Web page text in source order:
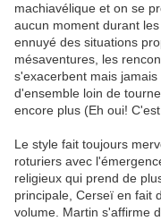
machiavélique et on se
aucun moment durant
ennuyé des situations
mésaventures, les
s'exacerbent mais
d'ensemble loin de
encore plus (Eh oui! C'est
Le style fait toujours
roturiers avec
religieux qui prend de
principale, Cerseï en fait
volume. Martin s'affirme